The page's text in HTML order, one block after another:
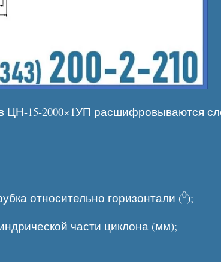
ЦН-15-2000×1УП расшифровываются
относительно горизонтали (0);
части циклона (мм);